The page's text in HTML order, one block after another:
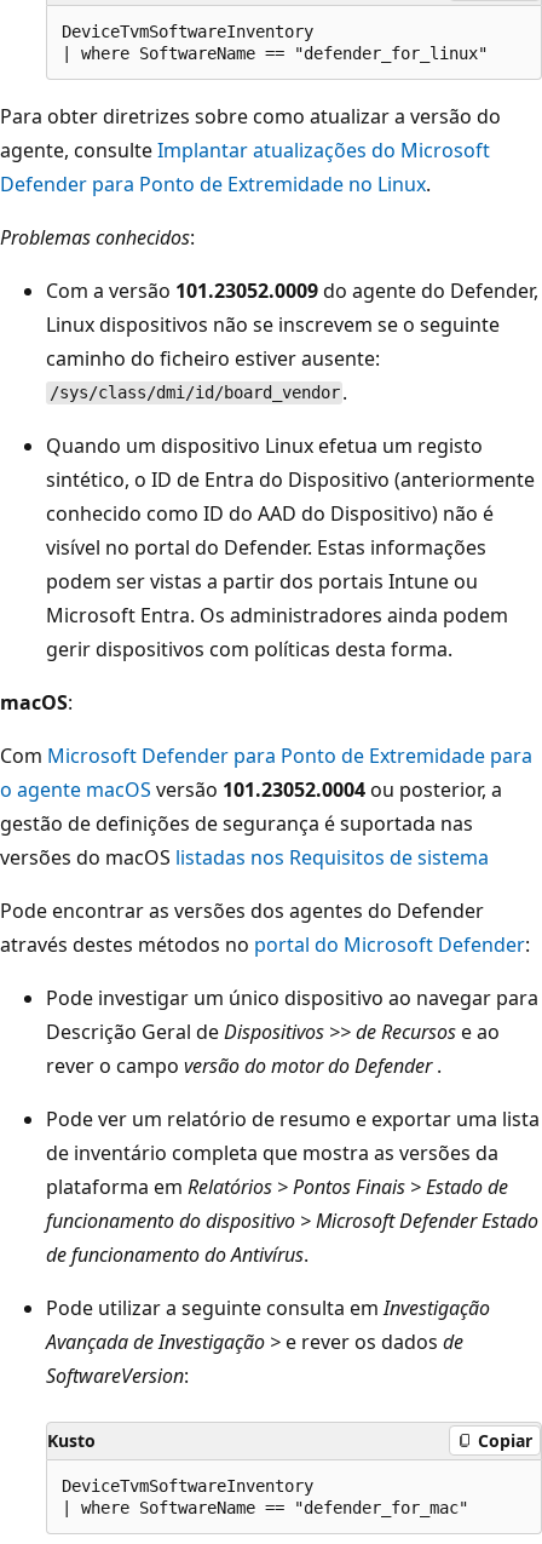
DeviceTvmSoftwareInventory
Para obter diretrizes sobre como atualizar a versão do
agente, consulteImplantar atualizações do Microsoft
Defender para Ponto de Extremidade no Linux.
Problemas conhecidos:
Com a versão 101.23052.0009do agente do Defender,
Linux dispositivos não se inscrevem se o seguinte
caminho do ficheiro estiver ausente:
/sys/class/dmi/id/board_vendor .
Quando um dispositivo Linux efetua um registo
sintético, o ID de Entra do Dispositivo (anteriormente
conhecido como ID do AAD do Dispositivo) não é
visível no portal do Defender. Estas informações
podem ser vistas a partir dos portais Intune ou
Microsoft Entra. Os administradores ainda podem
gerir dispositivos com políticas desta forma.
macOS:
Com Microsoft Defender para Ponto de Extremidade para
o agente macOS versão 101.23052.0004ou posterior, a
gestão de definições de segurança é suportada nas
versões do macOS listadas nos Requisitos de sistema
Pode encontrar as versões dos agentes do Defender
através destes métodos no portal do Microsoft Defender:
Pode investigar um único dispositivo ao navegar para
Descrição Geral deDispositivos >> de Recursose ao
rever o campo versão do motor do Defender.
Pode ver um relatório de resumo e exportar uma lista
de inventário completa que mostra as versões da
plataforma em Relatórios > Pontos Finais > Estado de
funcionamento do dispositivo > Microsoft Defender Estado
de funcionamento do Antivírus.
Pode utilizar a seguinte consulta emInvestigação
Avançada de Investigação >e rever os dados de
SoftwareVersion:
Kusto Copiar
DeviceTvmSoftwareInventory